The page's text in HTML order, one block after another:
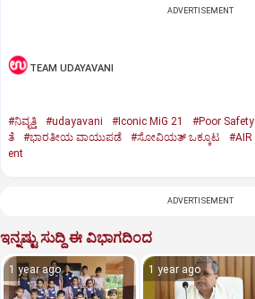
ADVERTISEMENT
TEAM UDAYAVANI
#ನಿವೃತ್ತಿ #udayavani #Iconic MiG 21 #Poor Safety
ತೆ
#ಭಾರತೀಯ ವಾಯುಪಡೆ #ಸೋವಿಯತ್‌ ಒಕ್ಕೂಟ #AIR
ent
ADVERTISEMENT
ಇನ್ನಷ್ಟು ಸುದ್ದಿ ಈ ವಿಭಾಗದಿಂದ
1 year ago 1 year ago